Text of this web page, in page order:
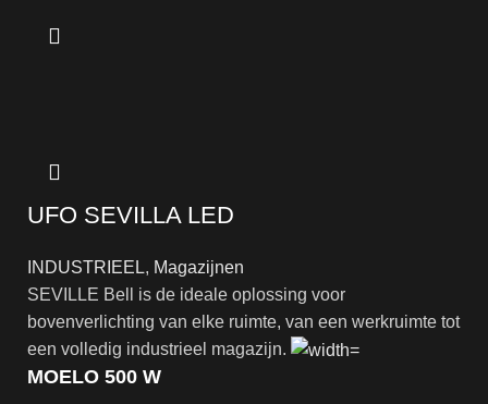
UFO SEVILLA LED
INDUSTRIEEL, Magazijnen
SEVILLE Bell is de ideale oplossing voor
bovenverlichting van elke ruimte, van een werkruimte tot
een volledig industrieel magazijn.
MOELO 500 W